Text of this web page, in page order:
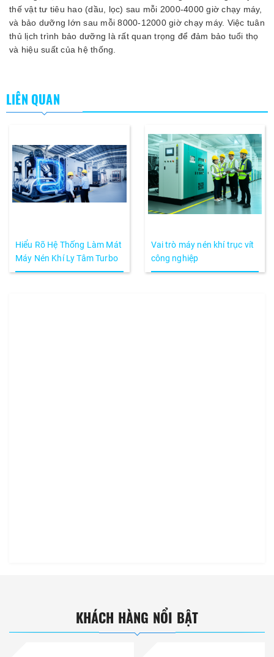
thế vật tư tiêu hao (dầu, lọc) sau mỗi 2000-4000 giờ chạy máy,
và bảo dưỡng lớn sau mỗi 8000-12000 giờ chạy máy. Việc tuân
thủ lịch trình bảo dưỡng là rất quan trọng để đảm bảo tuổi thọ
và hiệu suất của hệ thống.
LIÊN QUAN
Hiểu Rõ Hệ Thống Làm Mát
Máy Nén Khí Ly Tâm Turbo
Vai trò máy nén khí trục vít
công nghiệp
KHÁCH HÀNG NỔI BẬT